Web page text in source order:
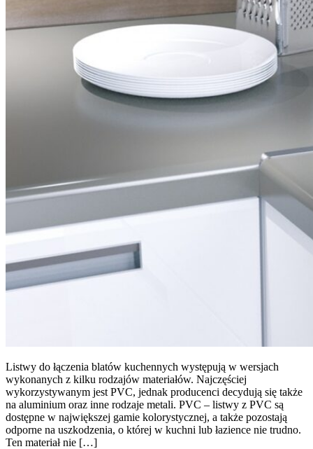
Listwy do łączenia blatów kuchennych występują w wersjach
wykonanych z kilku rodzajów materiałów. Najczęściej
wykorzystywanym jest PVC, jednak producenci decydują się także
na aluminium oraz inne rodzaje metali. PVC – listwy z PVC są
dostępne w największej gamie kolorystycznej, a także pozostają
odporne na uszkodzenia, o której w kuchni lub łazience nie trudno.
Ten materiał nie […]